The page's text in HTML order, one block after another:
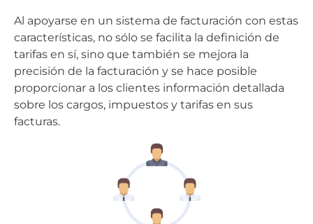
Al apoyarse en un sistema de facturación con estas
características, no sólo se facilita la definición de
tarifas en sí, sino que también se mejora la
precisión de la facturación y se hace posible
proporcionar a los clientes información detallada
sobre los cargos, impuestos y tarifas en sus
facturas.